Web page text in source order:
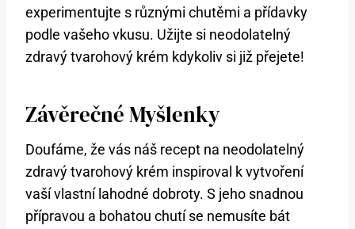
experimentujte s různými chutěmi a přídavky
podle vašeho vkusu. Užijte si neodolatelný
zdravý tvarohový krém kdykoliv si již přejete!
Závěrečné Myšlenky
Doufáme, že vás náš recept na neodolatelný
zdravý tvarohový krém inspiroval k vytvoření
vaší vlastní lahodné dobroty. S jeho snadnou
přípravou a bohatou chutí se nemusíte bát